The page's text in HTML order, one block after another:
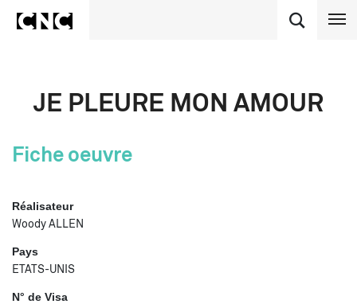
JE PLEURE MON AMOUR
Fiche oeuvre
Réalisateur
Woody ALLEN
Pays
ETATS-UNIS
N° de Visa